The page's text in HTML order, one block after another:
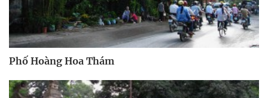
Phố Hoàng Hoa Thám